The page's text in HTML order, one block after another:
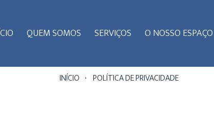
QUEM SOMOS SERVIÇOS O NOSSO ESPAÇO
INÍCIO POLÍTICA DE PRIVACIDADE